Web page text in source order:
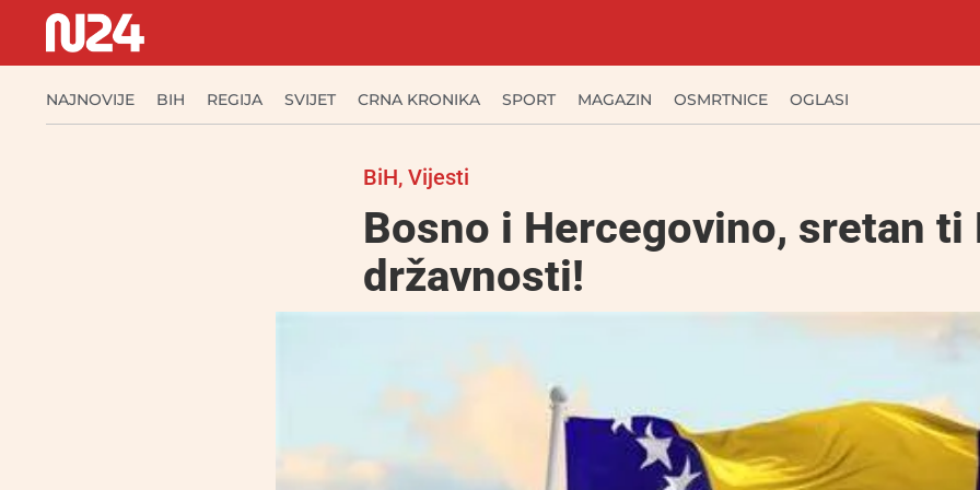
NAJNOVIJE BIH REGIJA SVIJET CRNA KRONIKA SPORT MAGAZIN OSMRTNICE OGLASI
BiH, Vijesti
Bosno i Hercegovino, sretan ti
državnosti!